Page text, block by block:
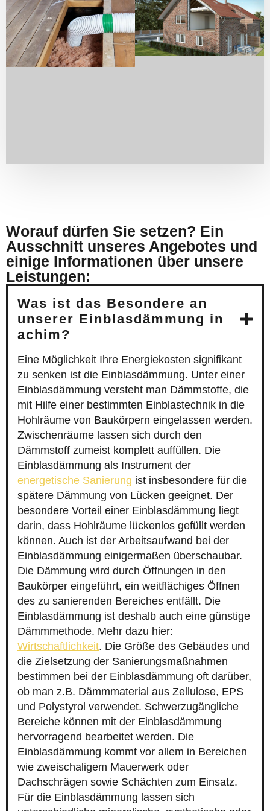
Worauf dürfen Sie setzen? Ein
Ausschnitt unseres Angebotes und
einige Informationen über unsere
Leistungen:
Was ist das Besondere an
unserer Einblasdämmung in
achim?
Eine Möglichkeit Ihre Energiekosten signifikant
zu senken ist die Einblasdämmung. Unter einer
Einblasdämmung versteht man Dämmstoffe, die
mit Hilfe einer bestimmten Einblastechnik in die
Hohlräume von Baukörpern eingelassen werden.
Zwischenräume lassen sich durch den
Dämmstoff zumeist komplett auffüllen. Die
Einblasdämmung als Instrument der
energetische Sanierung ist insbesondere für die
spätere Dämmung von Lücken geeignet. Der
besondere Vorteil einer Einblasdämmung liegt
darin, dass Hohlräume lückenlos gefüllt werden
können. Auch ist der Arbeitsaufwand bei der
Einblasdämmung einigermaßen überschaubar.
Die Dämmung wird durch Öffnungen in den
Baukörper eingeführt, ein weitflächiges Öffnen
des zu sanierenden Bereiches entfällt. Die
Einblasdämmung ist deshalb auch eine günstige
Dämmmethode. Mehr dazu hier:
Wirtschaftlichkeit. Die Größe des Gebäudes und
die Zielsetzung der Sanierungsmaßnahmen
bestimmen bei der Einblasdämmung oft darüber,
ob man z.B. Dämmmaterial aus Zellulose, EPS
und Polystyrol verwendet. Schwerzugängliche
Bereiche können mit der Einblasdämmung
hervorragend bearbeitet werden. Die
Einblasdämmung kommt vor allem in Bereichen
wie zweischaligem Mauerwerk oder
Dachschrägen sowie Schächten zum Einsatz.
Für die Einblasdämmung lassen sich